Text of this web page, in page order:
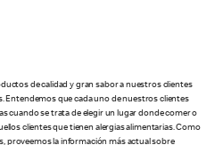
de calidad y gran sabor a nuestros clientes
Entendemos que cada uno de nuestros clientes
cuando se trata de elegir un lugar donde comer o
clientes que tienen alergias alimentarias. Como
proveemos la información más actual sobre